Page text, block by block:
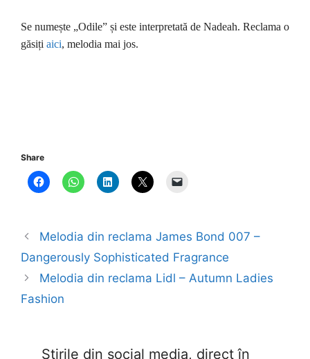
Se numește „Odile” și este interpretată de Nadeah. Reclama o
găsiți aici, melodia mai jos.
Share
Melodia din reclama James Bond 007 –
Dangerously Sophisticated Fragrance
Melodia din reclama Lidl – Autumn Ladies
Fashion
Știrile din social media, direct în